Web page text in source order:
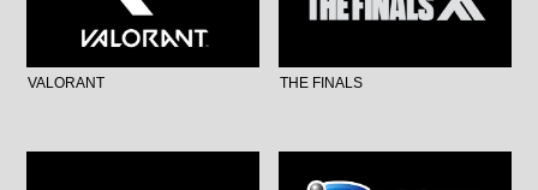
VALORANT THE FINALS